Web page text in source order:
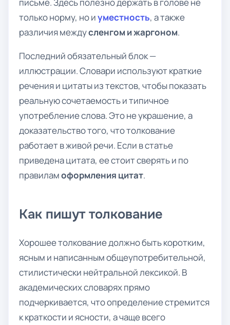
только норму, но иуместность, а также
различия междусленгом и жаргоном.
Последний обязательный блок —
иллюстрации. Словари используют краткие
речения и цитаты из текстов, чтобы показать
реальную сочетаемость и типичное
употребление слова. Это не украшение, а
доказательство того, что толкование
работает в живой речи. Если в статье
приведена цитата, ее стоит сверять и по
правиламоформления цитат.
Как пишут толкование
Хорошее толкование должно быть коротким,
ясным и написанным общеупотребительной,
стилистически нейтральной лексикой. В
академических словарях прямо
подчеркивается, что определение стремится
к краткости и ясности, а чаще всего